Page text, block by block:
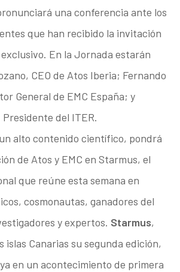
una conferencia ante los
que han recibido la invitación
En la Jornada estarán
CEO de Atos Iberia; Fernando
General de EMC España; y
del ITER.
alto contenido científico, pondrá
de Atos y EMC en Starmus, el
que reúne esta semana en
cosmonautas, ganadores del
y expertos. Starmus,
islas Canarias su segunda edición,
en un acontecimiento de primera